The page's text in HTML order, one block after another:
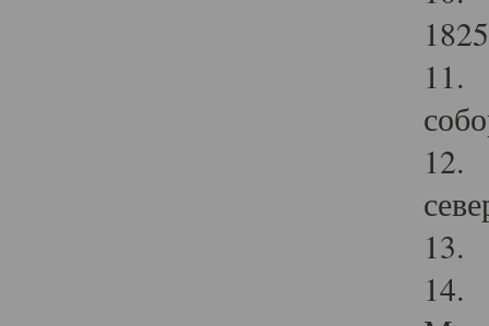
11.
12.
13.
14.